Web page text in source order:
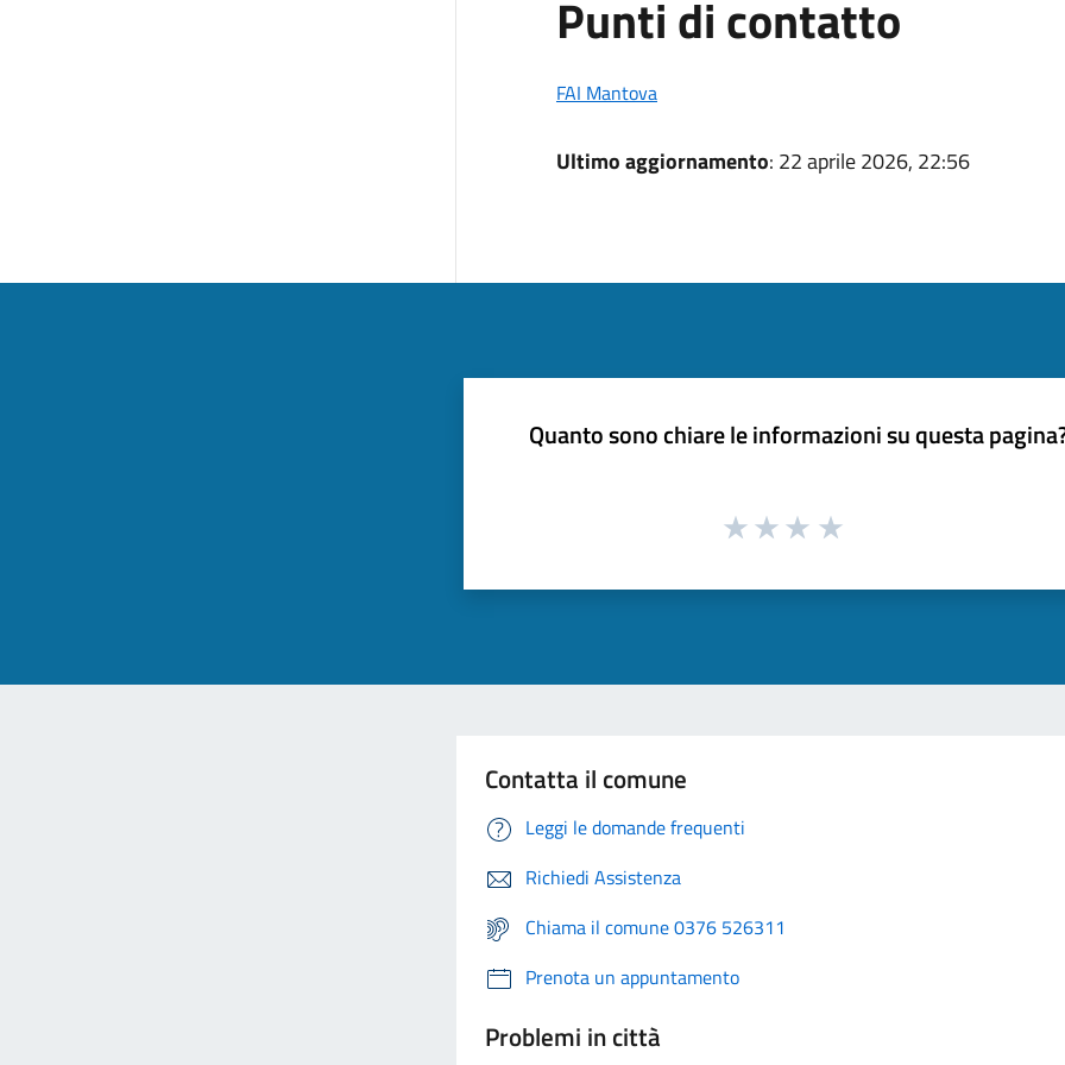
Punti di contatto
FAI Mantova
Ultimo aggiornamento: 22 aprile 2026, 22:56
Quanto sono chiare le informazioni su questa
Contatta il comune
Leggi le domande frequenti
Richiedi Assistenza
Chiama il comune 0376 526311
Prenota un appuntamento
Problemi in città